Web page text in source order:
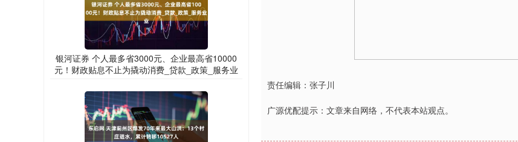
责任编辑：张子川
广源优配提示：文章来自网络，不代表本站观点。
银河证券 个人最多省3000元、企业最高省10000
元！财政贴息不止为撬动消费_贷款_政策_服务业